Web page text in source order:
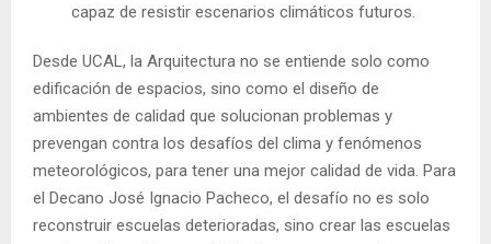
capaz de resistir escenarios climáticos futuros.
Desde UCAL, la Arquitectura no se entiende solo como
edificación de espacios, sino como el diseño de
ambientes de calidad que solucionan problemas y
prevengan contra los desafíos del clima y fenómenos
meteorológicos, para tener una mejor calidad de vida. Para
el Decano José Ignacio Pacheco, el desafío no es solo
reconstruir escuelas deterioradas, sino crear las escuelas